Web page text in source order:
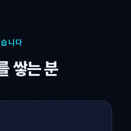
니다
쌓는 분